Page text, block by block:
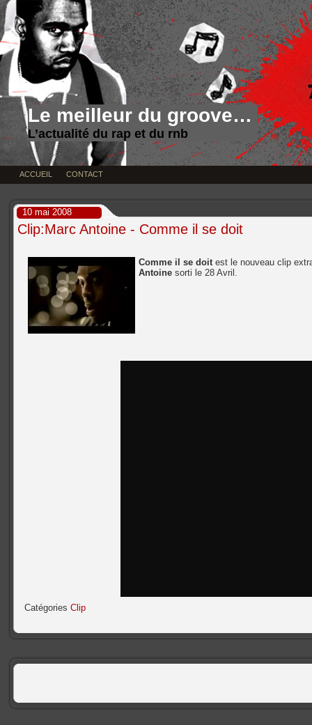
Le meilleur du groove…
L’actualité du rap et du rnb
ACCUEIL CONTACT
10 mai 2008
Clip:Marc Antoine - Comme il se doit
Comme il se doitest le nouveau clip
Antoine sorti le 28 Avril.
Catégories Clip